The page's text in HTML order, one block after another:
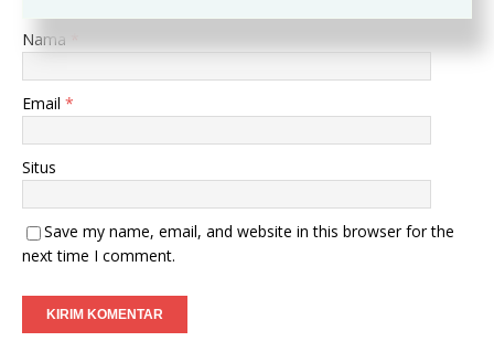
Nama *
Email *
Situs
Save my name, email, and website in this browser for the
next time I comment.